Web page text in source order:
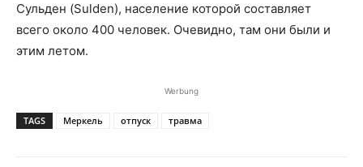
Сульден (Sulden), население которой составляет
всего около 400 человек. Очевидно, там они были и
этим летом.
Werbung
TAGS Меркель отпуск травма